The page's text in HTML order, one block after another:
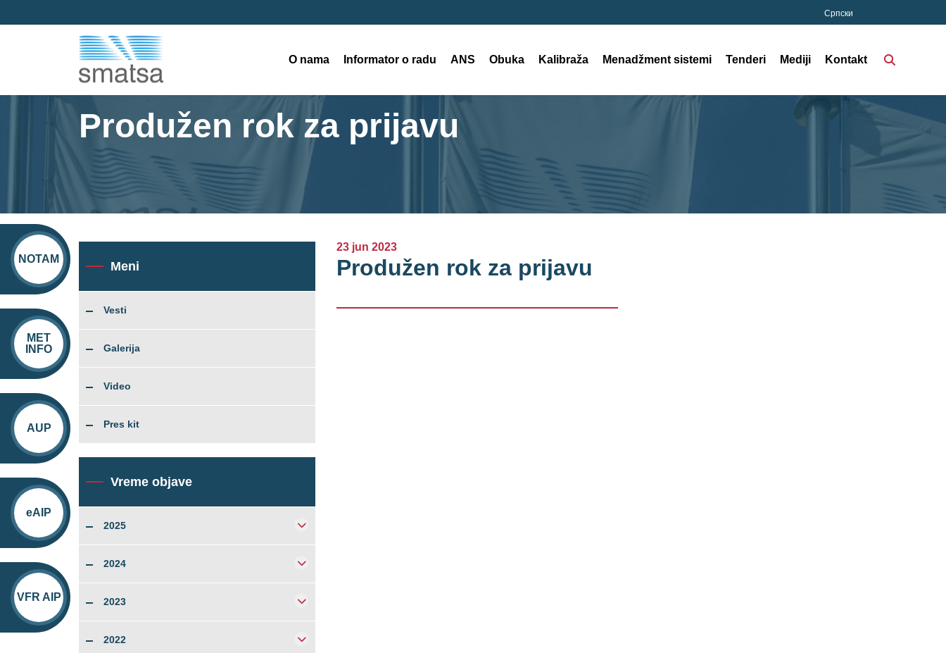
Српски
O nama Informator o radu ANS Obuka Kalibraža Menadžment sistemi Tenderi Mediji Kontakt
NOTAM
MET
INFO
AUP
eAIP
VFR AIP
Produžen rok za prijavu
Meni
Vesti
Galerija
Video
Pres kit
Vreme objave
2025
2024
2023
2022
23 jun 2023
Produžen rok za prijavu